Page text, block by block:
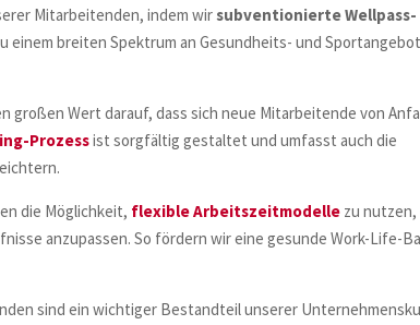
Mitarbeitenden, indem wirsubventionierte Wellpass-
einem breiten Spektrum an Gesundheits- und
großen Wert darauf, dass sich neue Mitarbeitende von
Prozessist sorgfältig gestaltet und umfasst auch die
die Möglichkeit, flexible Arbeitszeitmodelle zu nutzen,
anzupassen. So fördern wir eine gesunde Work-Life-
sind ein wichtiger Bestandteil unserer